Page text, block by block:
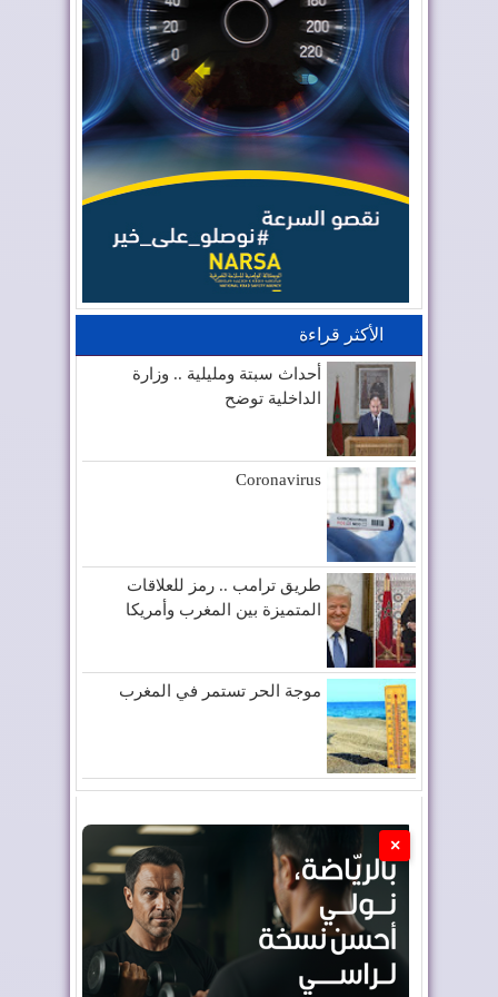
الأكثر قراءة
أحداث سبتة ومليلية .. وزارة
الداخلية توضح
Coronavirus
طريق ترامب .. رمز للعلاقات
المتميزة بين المغرب وأمريكا
موجة الحر تستمر في المغرب
×